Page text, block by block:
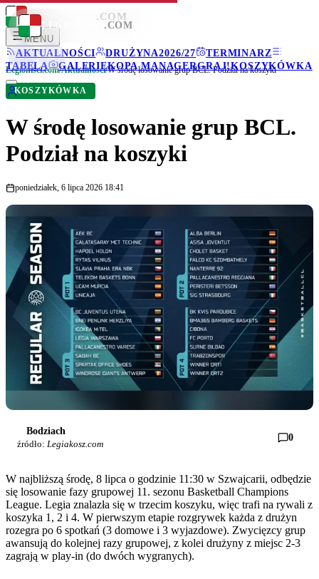
LEGIONISCI .COM
MENU
AKTUALNOŚCI
DRUŻYNA2026/27
TERMINARZ
TABELA
GALERIEKOPA MANAGERGRAJ!KOSZYKÓWKA
LEGIONISCI .COM
Legionisci.com/Aktualności/W środę losowanie grup BCL. Podział na koszyki
KOSZYKÓWKA
W środę losowanie grup BCL.
Podział na koszyki
poniedziałek, 6 lipca 2026 18:41
Bodziach
źródło: Legiakosz.com
0
W najbliższą środę, 8 lipca o godzinie 11:30 w Szwajcarii, odbędzie
się losowanie fazy grupowej 11. sezonu Basketball Champions
League. Legia znalazła się w trzecim koszyku, więc trafi na rywali z
koszyka 1, 2 i 4. W pierwszym etapie rozgrywek każda z drużyn
rozegra po 6 spotkań (3 domowe i 3 wyjazdowe). Zwycięzcy grup
awansują do kolejnej razy grupowej, z kolei drużyny z miejsc 2-3
zagrają w play-in (do dwóch wygranych).